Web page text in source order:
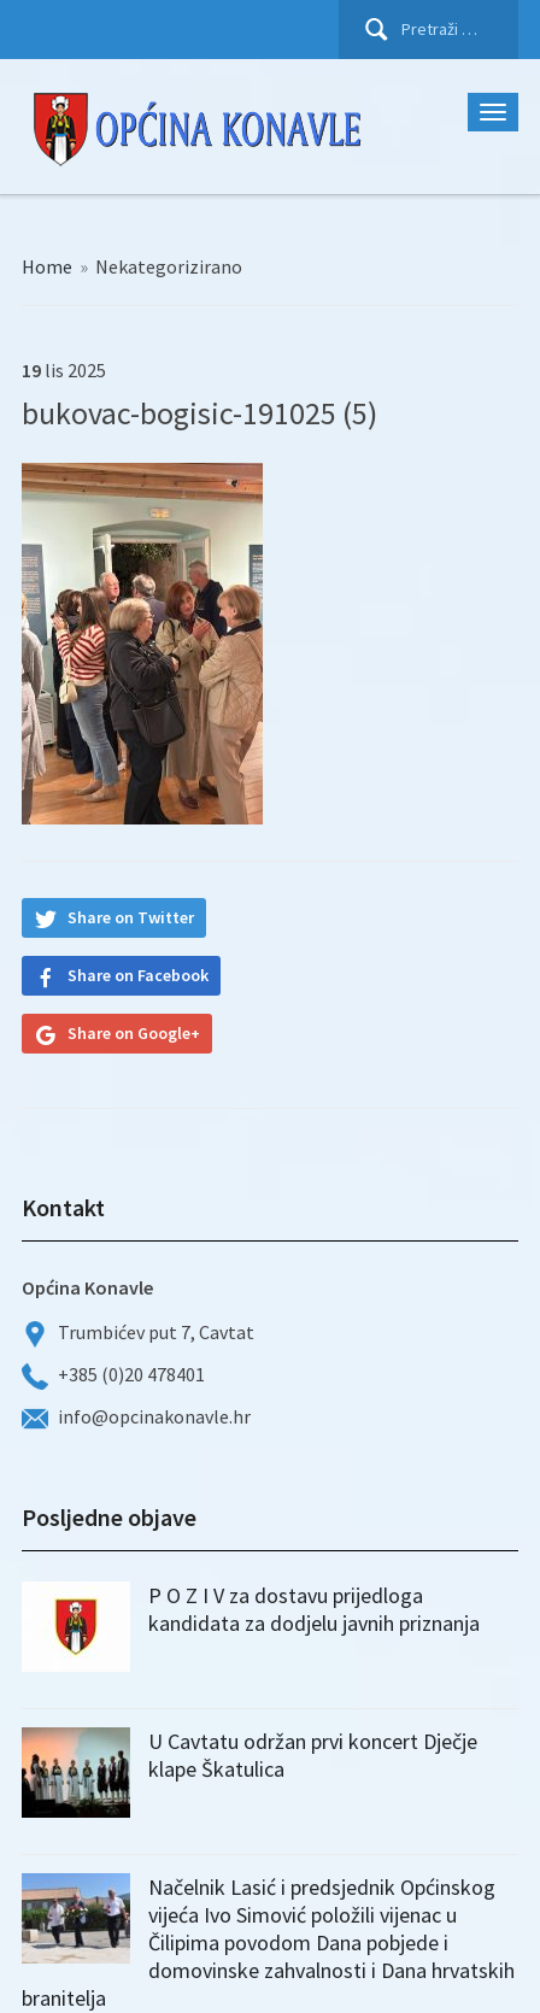
Pretraži:
Home » Nekategorizirano
19 lis 2025
bukovac-bogisic-191025 (5)
Share on Twitter
Share on Facebook
Share on Google+
Kontakt
Općina Konavle
Trumbićev put 7, Cavtat
+385 (0)20 478401
info@opcinakonavle.hr
Posljedne objave
P O Z I V za dostavu prijedloga
kandidata za dodjelu javnih priznanja
U Cavtatu održan prvi koncert Dječje
klape Škatulica
Načelnik Lasić i predsjednik Općinskog
vijeća Ivo Simović položili vijenac u
Čilipima povodom Dana pobjede i
domovinske zahvalnosti i Dana hrvatskih
branitelja